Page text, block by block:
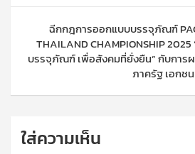
ฉีกกฎการออกแบบบรรจุภัณฑ์
THAILAND CHAMPIONSHIP
บรรจุภัณฑ์ เพื่อสังคมที่ยั่งยืน” กับการ
ภาครัฐ เอกช
ใส่ความเห็น